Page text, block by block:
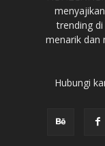
trending
menarik dan
Hubungi